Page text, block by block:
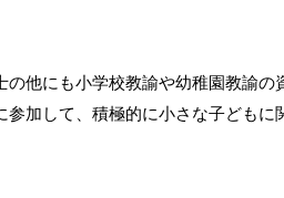
の他にも小学校教諭や幼稚園教諭
参加して、積極的に小さな子どもに